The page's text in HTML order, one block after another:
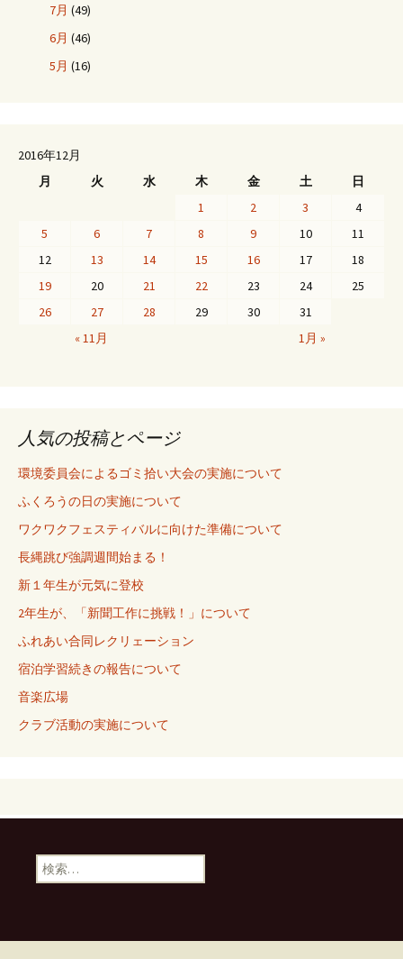
7月 (49)
6月 (46)
5月 (16)
2016年12月
月
火 水 木 金 土
日
1
2 3
4
5
6 7 8 9 10
11
12
13 14 15 16 17
18
19
20 21 22 23 24
25
26
27 28 29 30
31
« 11月
1月 »
人気の投稿とページ
環境委員会によるゴミ拾い大会の実施について
ふくろうの日の実施について
ワクワクフェスティバルに向けた準備について
長縄跳び強調週間始まる！
新１年生が元気に登校
2年生が、「新聞工作に挑戦！」について
ふれあい合同レクリェーション
宿泊学習続きの報告について
音楽広場
クラブ活動の実施について
検
索: